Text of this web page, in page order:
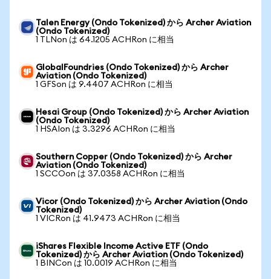
Talen Energy (Ondo Tokenized) から Archer Aviation
(Ondo Tokenized)
1 TLNon は 64.1205 ACHRon に相当
GlobalFoundries (Ondo Tokenized) から Archer
Aviation (Ondo Tokenized)
1 GFSon は 9.4407 ACHRon に相当
Hesai Group (Ondo Tokenized) から Archer Aviation
(Ondo Tokenized)
1 HSAIon は 3.3296 ACHRon に相当
Southern Copper (Ondo Tokenized) から Archer
Aviation (Ondo Tokenized)
1 SCCOon は 37.0358 ACHRon に相当
Vicor (Ondo Tokenized) から Archer Aviation (Ondo
Tokenized)
1 VICRon は 41.9473 ACHRon に相当
iShares Flexible Income Active ETF (Ondo
Tokenized) から Archer Aviation (Ondo Tokenized)
1 BINCon は 10.0019 ACHRon に相当